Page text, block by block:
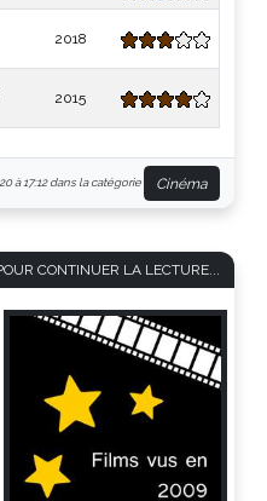
2018
2015
à 17:12 dans la catégorie Cinéma
CONTINUER LA LECTURE...